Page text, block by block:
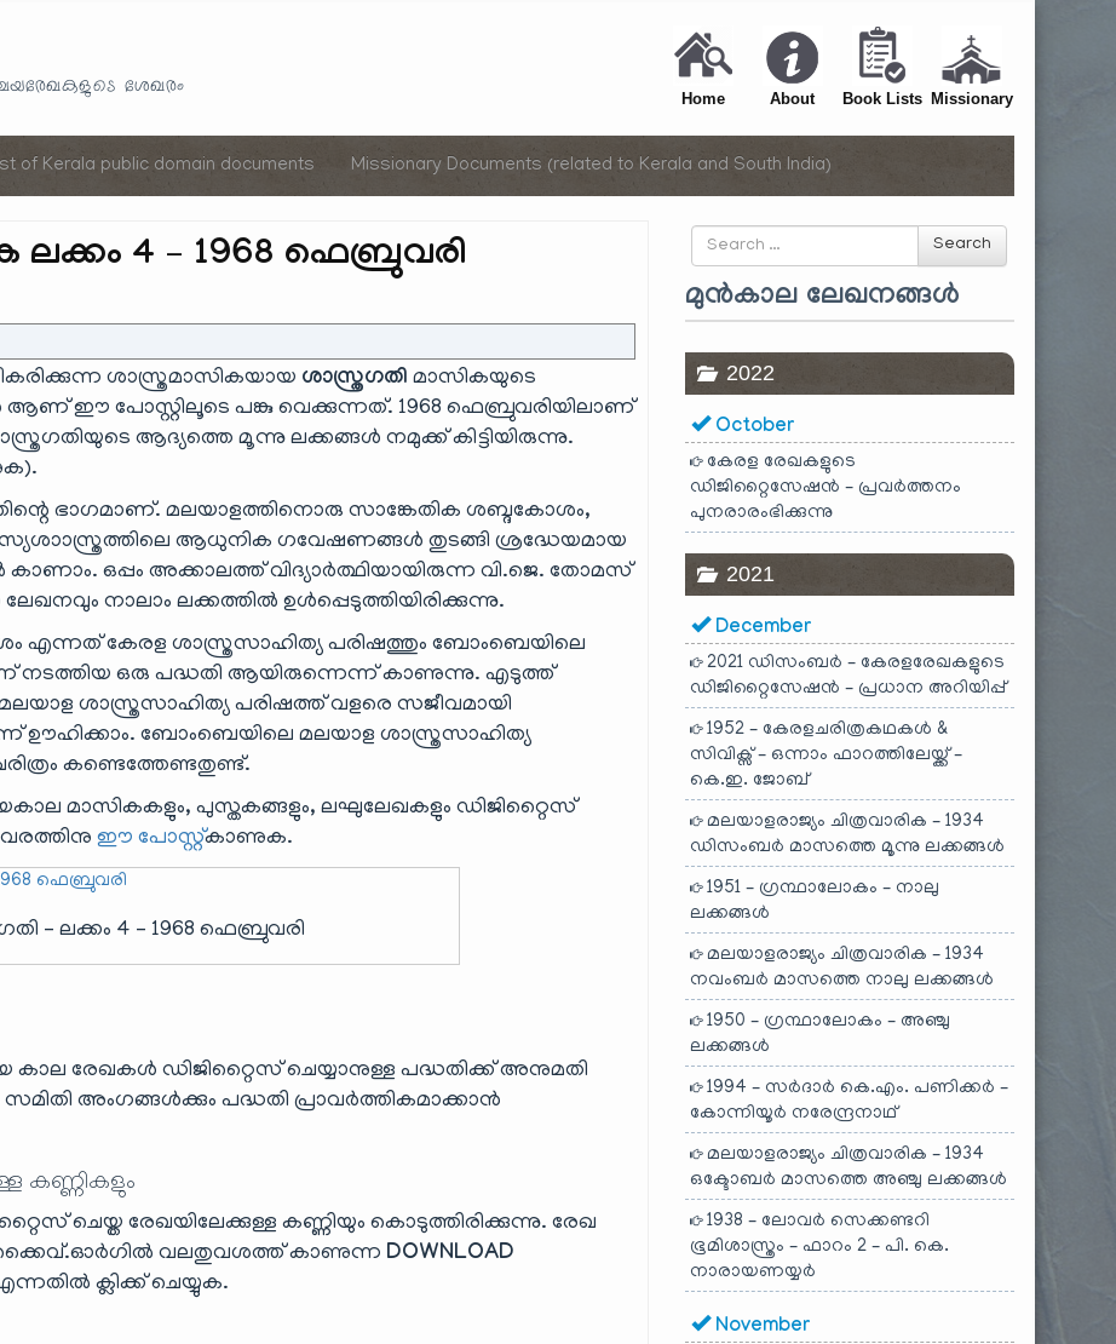
ശേഖരം Home About Book Lists Missionary
of Kerala public domain documents Missionary Documents (related to Kerala and South India)
ലക്കം 4 – 1968 ഫെബ്രുവരി
ശാസ്ത്രമാസികയായ ശാസ്ത്രഗതിമാസികയുടെ
ആണ് ഈ പോസ്റ്റിലൂടെ പങ്കു വെക്കുന്നത്. 1968 ഫെബ്രുവരിയിലാണ്
ആദ്യത്തെ മൂന്നു ലക്കങ്ങൾ നമുക്ക് കിട്ടിയിരുന്നു.
ഭാഗമാണ്. മലയാളത്തിനൊരു സാങ്കേതിക ശബ്ദകോശം,
ആധുനിക ഗവേഷണങ്ങൾ തുടങ്ങി ശ്രദ്ധേയമായ
ഒപ്പം അക്കാലത്ത് വിദ്യാർത്ഥിയായിരുന്ന വി.ജെ. തോമസ്
നാലാം ലക്കത്തിൽ ഉൾപ്പെടുത്തിയിരിക്കുന്നു.
എന്നത് കേരള ശാ‍സ്ത്രസാഹിത്യ പരിഷത്തും ബോംബെയിലെ
നടത്തിയ ഒരു പദ്ധതി ആയിരുന്നെന്ന് കാണുന്നു. എടുത്ത്
ശാ‍സ്ത്രസാഹിത്യ പരിഷത്ത് വളരെ സജീവമായി
ഊഹിക്കാം. ബോംബെയിലെ മലയാള ശാ‍സ്ത്രസാഹിത്യ
കണ്ടെത്തേണ്ടതുണ്ട്.
മാസികകളും, പുസ്തകങ്ങളും, ലഘുലേഖകളും ഡിജിറ്റൈസ്
ഈ പോസ്റ്റ്കാണുക.
– ലക്കം 4 – 1968 ഫെബ്രുവരി
കാല രേഖകൾ ഡിജിറ്റൈസ് ചെയ്യാനുള്ള പദ്ധതിക്ക് അനുമതി
അംഗങ്ങൾക്കും പദ്ധതി പ്രാവർത്തികമാക്കാൻ
കണ്ണികളും
ചെയ്ത രേഖയിലേക്കുള്ള കണ്ണിയും കൊടുത്തിരിക്കുന്നു. രേഖ
വലതുവശത്ത് കാണുന്ന DOWNLOAD
ക്ലിക്ക് ചെയ്യുക.
Search
for
Search
മുൻകാല ലേഖനങ്ങൾ
2022
October
കേരള രേഖകളുടെ
ഡിജിറ്റൈസേഷൻ – പ്രവർത്തനം
പുനരാരംഭിക്കുന്നു
2021
December
2021 ഡിസംബർ – കേരളരേഖകളുടെ
ഡിജിറ്റൈസേഷൻ – പ്രധാന അറിയിപ്പ്
1952 – കേരളചരിത്രകഥകൾ &
സിവിക്സ് – ഒന്നാം ഫാറത്തിലേയ്ക്ക് –
കെ.ഇ. ജോബ്
മലയാളരാജ്യം ചിത്രവാരിക – 1934
ഡിസംബർ മാസത്തെ മൂന്നു ലക്കങ്ങൾ
1951 – ഗ്രന്ഥാലോകം – നാലു
ലക്കങ്ങൾ
മലയാളരാജ്യം ചിത്രവാരിക – 1934
നവംബർ മാസത്തെ നാലു ലക്കങ്ങൾ
1950 – ഗ്രന്ഥാലോകം – അഞ്ചു
ലക്കങ്ങൾ
1994 – സർദാർ കെ.എം. പണിക്കർ –
കോന്നിയൂർ നരേന്ദ്രനാഥ്
മലയാളരാജ്യം ചിത്രവാരിക – 1934
ഒക്ടോബർ മാസത്തെ അഞ്ചു ലക്കങ്ങൾ
1938 – ലോവർ സെക്കണ്ടറി
ഭൂമിശാസ്ത്രം – ഫാറം 2 – പി. കെ.
നാരായണയ്യർ
November